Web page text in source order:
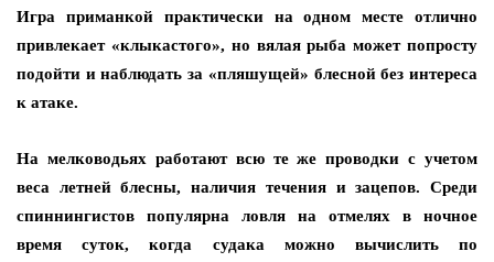
Игра приманкой практически на одном месте отлично
привлекает «клыкастого», но вялая рыба может попросту
подойти и наблюдать за «пляшущей» блесной без интереса
к атаке.
На мелководьях работают всю те же проводки с учетом
веса летней блесны, наличия течения и зацепов. Среди
спиннингистов популярна ловля на отмелях в ночное
время суток, когда судака можно вычислить по